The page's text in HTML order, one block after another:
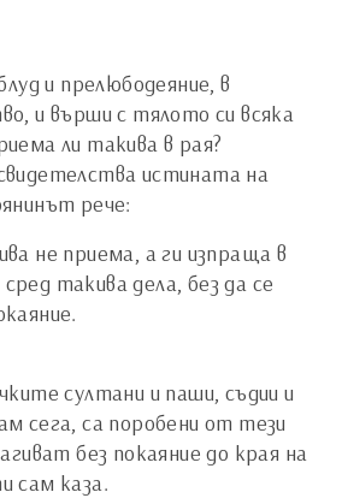
и прелюбодеяние, в
и върши с тялото си всяка
ли такива в рая?
истината на
рече:
не приема, а ги изпраща в
такива дела, без да се
султани и паши, съдии и
сега, са поробени от тези
без покаяние до края на
сам каза.